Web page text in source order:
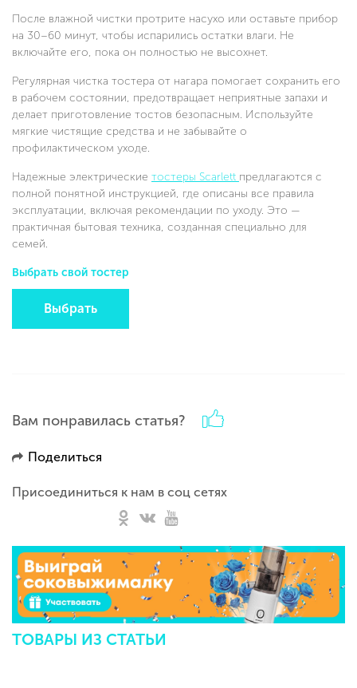
После влажной чистки протрите насухо или оставьте прибор
на 30–60 минут, чтобы испарились остатки влаги. Не
включайте его, пока он полностью не высохнет.
Регулярная чистка тостера от нагара помогает сохранить его
в рабочем состоянии, предотвращает неприятные запахи и
делает приготовление тостов безопасным. Используйте
мягкие чистящие средства и не забывайте о
профилактическом уходе.
Надежные электрические тостеры Scarlett предлагаются с
полной понятной инструкцией, где описаны все правила
эксплуатации, включая рекомендации по уходу. Это —
практичная бытовая техника, созданная специально для
семей.
Выбрать свой тостер
Выбрать
Вам понравилась статья?
Поделиться
Присоединиться к нам в соц сетях
ТОВАРЫ ИЗ СТАТЬИ